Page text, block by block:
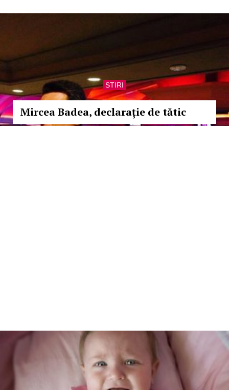
STIRI
Mircea Badea, declarație de tătic